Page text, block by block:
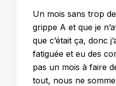
Un mois sans trop
grippe A et que je
que c’était ça, donc
fatiguée et eu des
pas un mois à faire
tout, nous ne